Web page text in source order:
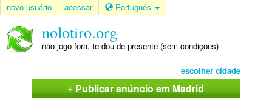
novo usuário acessar Português
nolotiro.org
não jogo fora, te dou de presente (sem condições)
escolher cidade
+ Publicar anúncio em Madrid